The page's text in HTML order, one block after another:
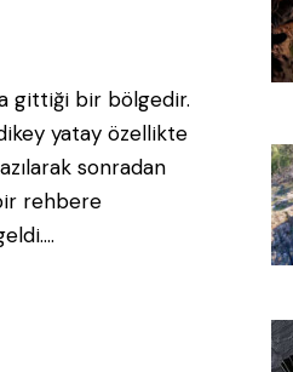
gittiği bir bölgedir.
yatay özellikte
sonradan
rehbere